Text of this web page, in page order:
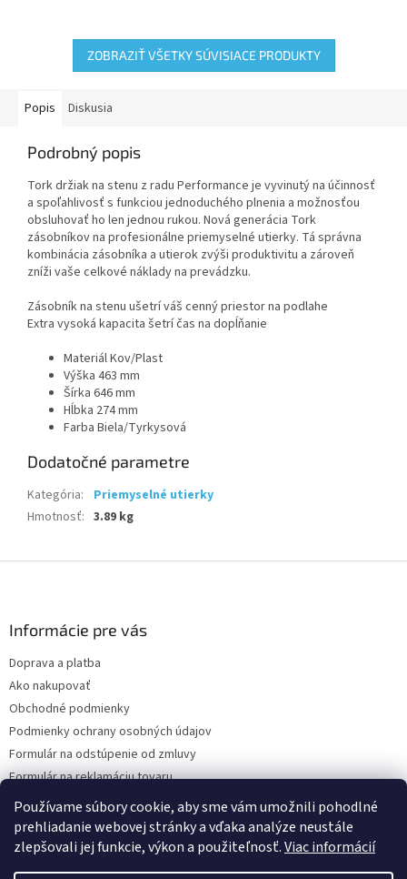
Používame súbory cookie, aby sme vám umožnili pohodlné
prehliadanie webovej stránky a vďaka analýze neustále
zlepšovali jej funkcie, výkon a použiteľnosť.Viac informácií
ZOBRAZIŤ VŠETKY SÚVISIACE PRODUKTY
Popis Diskusia
Podrobný popis
Tork držiak na stenu z radu Performance je vyvinutý na účinnosť
a spoľahlivosť s funkciou jednoduchého plnenia a možnosťou
obsluhovať ho len jednou rukou. Nová generácia Tork
zásobníkov na profesionálne priemyselné utierky. Tá správna
kombinácia zásobníka a utierok zvýši produktivitu a zároveň
zníži vaše celkové náklady na prevádzku.
Zásobník na stenu ušetrí váš cenný priestor na podlahe
Extra vysoká kapacita šetrí čas na dopĺňanie
Materiál Kov/Plast
Výška 463 mm
Šírka 646 mm
Hĺbka 274 mm
Farba Biela/Tyrkysová
Dodatočné parametre
Kategória:
Priemyselné utierky
Hmotnosť: 3.89 kg
Informácie pre vás
Doprava a platba
Ako nakupovať
Obchodné podmienky
Podmienky ochrany osobných údajov
Formulár na odstúpenie od zmluvy
Formulár na reklamáciu tovaru
Kontakty